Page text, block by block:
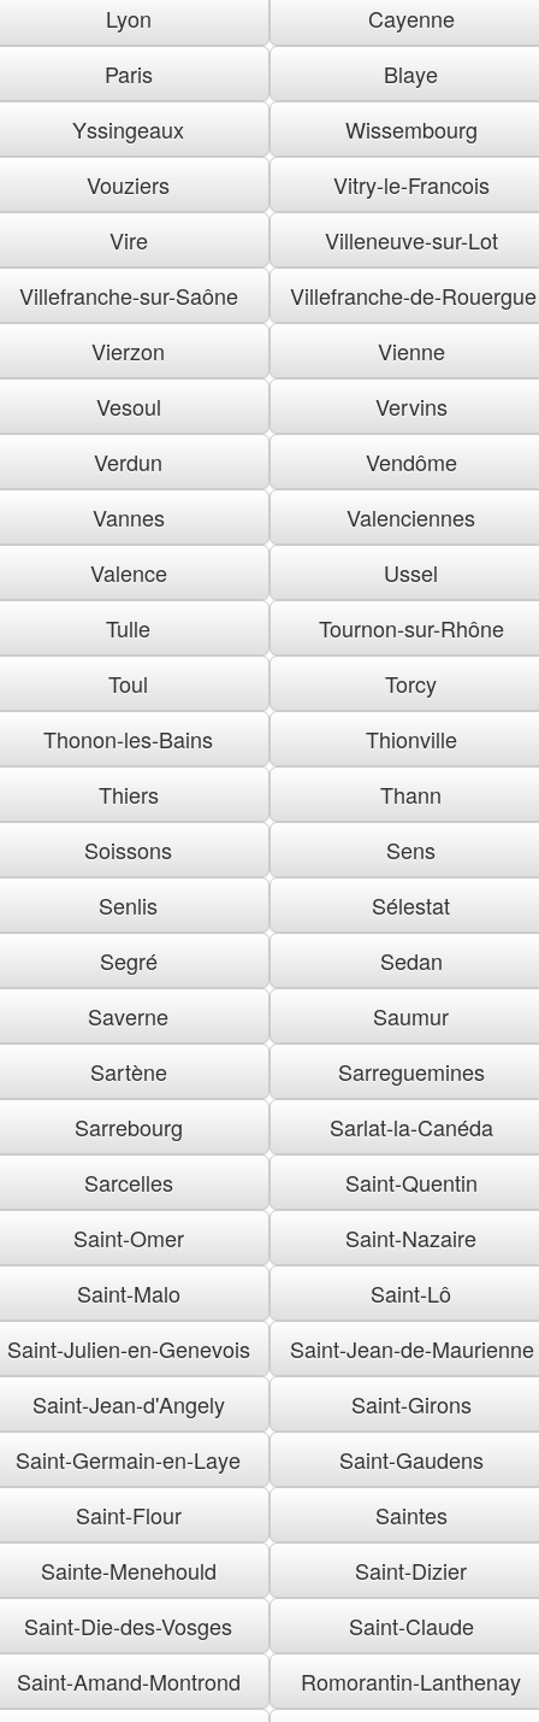
Lyon
Cayenne
Paris
Blaye
Yssingeaux
Wissembourg
Vouziers
Vitry-le-Francois
Vire
Villeneuve-sur-Lot
Villefranche-sur-Saône
Villefranche-de-Rouergue
Vierzon
Vienne
Vesoul
Vervins
Verdun
Vendôme
Vannes
Valenciennes
Valence
Ussel
Tulle
Tournon-sur-Rhône
Toul
Torcy
Thonon-les-Bains
Thionville
Thiers
Thann
Soissons
Sens
Senlis
Sélestat
Segré
Sedan
Saverne
Saumur
Sartène
Sarreguemines
Sarrebourg
Sarlat-la-Canéda
Sarcelles
Saint-Quentin
Saint-Omer
Saint-Nazaire
Saint-Malo
Saint-Lô
Saint-Julien-en-Genevois
Saint-Jean-de-Maurienne
Saint-Jean-d'Angely
Saint-Girons
Saint-Germain-en-Laye
Saint-Gaudens
Saint-Flour
Saintes
Sainte-Menehould
Saint-Dizier
Saint-Die-des-Vosges
Saint-Claude
Saint-Amand-Montrond
Romorantin-Lanthenay